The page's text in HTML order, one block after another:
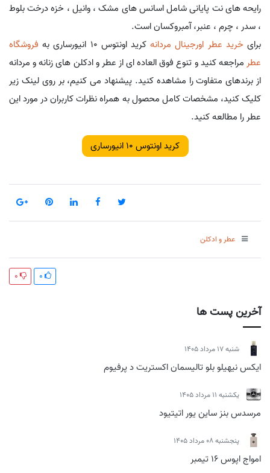
آخرین پست ها
شنبه 17 مرداد 1405
ایکس نیهیلو بلو تالیسمان اکستریت د پرفیوم
يكشنبه 11 مرداد 1405
مرسدس بنز ساین یور اتیتیود
پنجشنبه 08 مرداد 1405
امواج اپوس 16 تیمبر
رایحه های نت پایانی شامل اسانس های مشک ، وانیل ، خزه درخت بلوط
، سدر ، چرم ، عنبر، آمبروکسان است.
برایخرید عطر اورجینال مردانهکرید اونتوس 10 انیورساری به
فروشگاه
عطر مراجعه کنید و تنوع فوق العاده ای از عطر و ادکلن های زنانه و مردانه
از برندهای متفاوت را مشاهده کنید. پیشنهاد می کنیم، بر روی لینک زیر
کلیک کنید، مشخصات کامل محصول به همراه نظرات کاربران در مورد این
عطر را مطالعه کنید.
کرید اونتوس 10 انیورساری
عطر و ادکلن